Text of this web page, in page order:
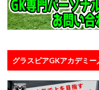
グラスピアGKアカデミー
睡眠
瞬間移動
積極的なミス
究極
考える
肘当て
航空公園
苦手克服
西武新宿線
西武池